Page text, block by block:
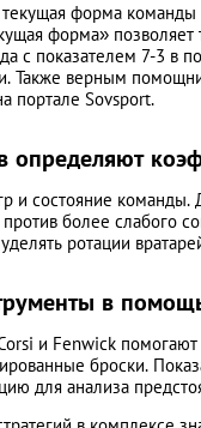
форма
форма»
с показателем 7-3 в
Также верным
портале Sovsport.
определяют
и состояние
против более слабого
ротации
в
и Fenwick помогают
броски.
для анализа